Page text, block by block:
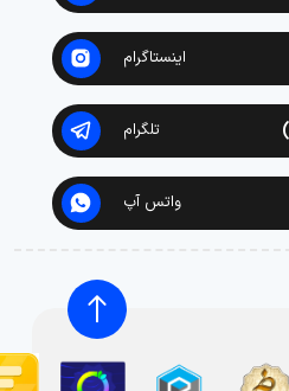
اینستاگرام
تلگرام
واتس آپ